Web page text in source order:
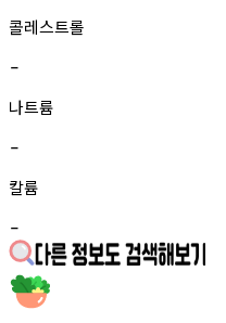
콜레스트롤
-
나트륨
-
칼륨
-